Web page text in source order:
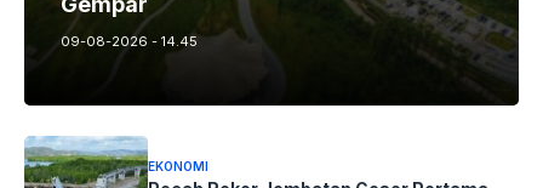
09-08-2026 - 14.45
EKONOMI